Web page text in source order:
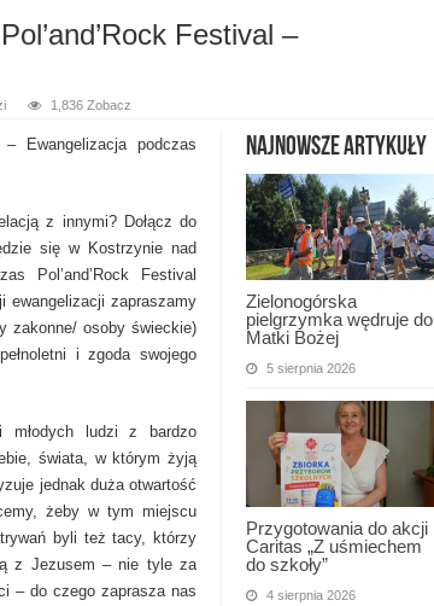
Festival –
1,836 Zobacz
Najnowsze artykuły
Zielonogórska
pielgrzymka wędruje do
Matki Bożej
5 sierpnia 2026
Przygotowania do akcji
Caritas „Z uśmiechem
do szkoły”
4 sierpnia 2026
Ewangelizacja podczas
z innymi? Dołącz do
się w Kostrzynie nad
Pol’and’Rock Festival
ewangelizacji zapraszamy
zakonne/ osoby świeckie)
i zgoda swojego
młodych ludzi z bardzo
świata, w którym żyją
jednak duża otwartość
żeby w tym miejscu
byli też tacy, którzy
z Jezusem – nie tyle za
– do czego zaprasza nas